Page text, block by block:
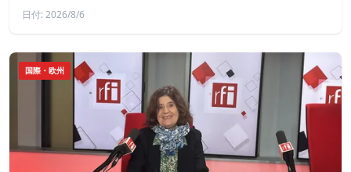
日付: 2026/8/6
国際・欧州